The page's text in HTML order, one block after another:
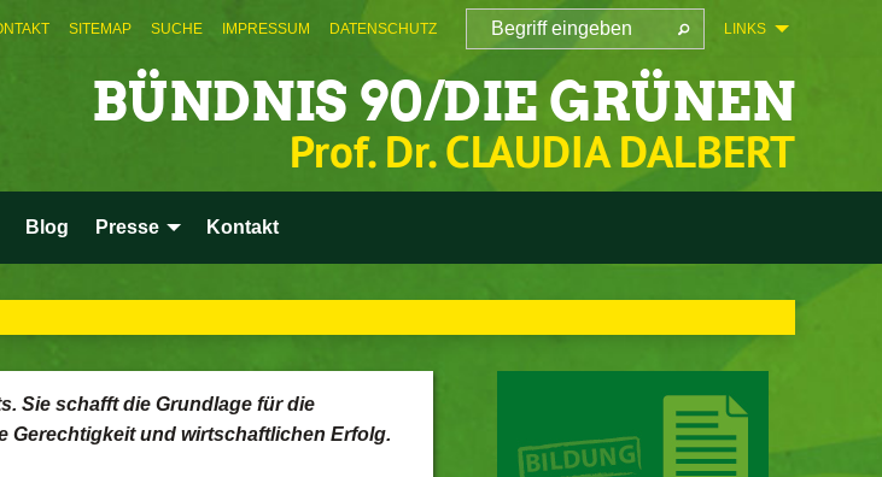
LINKS
SITEMAP SUCHE IMPRESSUM DATENSCHUTZ
BÜNDNIS 90/DIE GRÜNEN
Prof. Dr. CLAUDIA DALBERT
Blog Presse Kontakt
Sie schafft die Grundlage für die
Gerechtigkeit und wirtschaftlichen Erfolg.